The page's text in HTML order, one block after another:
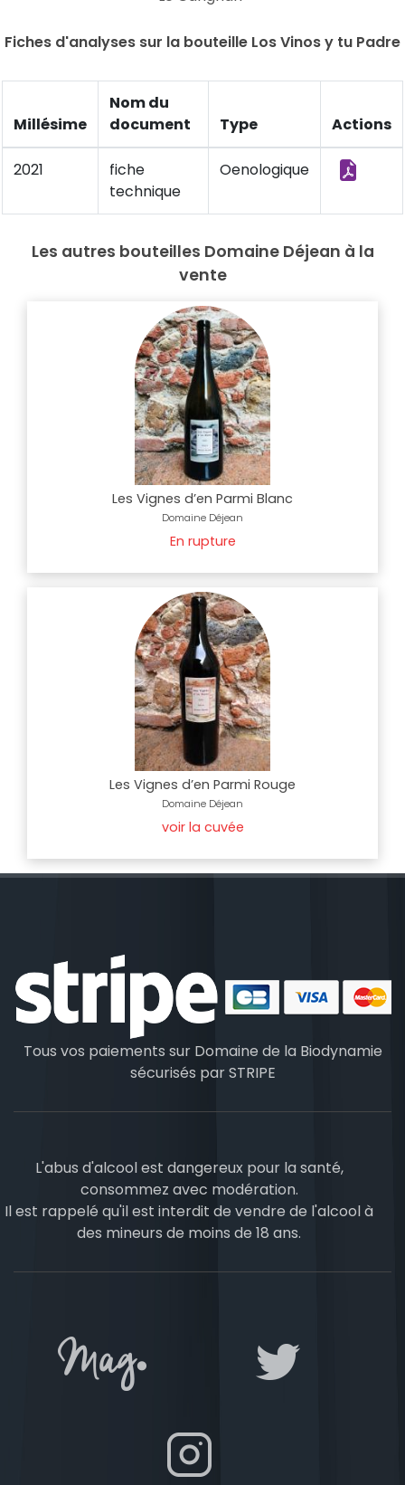
Fiches d'analyses sur la bouteille Los Vinos y tu Padre
Millésime
Nom du
document
Type Actions
2021
fiche
technique
Oenologique
Les autres bouteilles Domaine Déjean à la
vente
Les Vignes d’en Parmi Blanc
Domaine Déjean
En rupture
Les Vignes d’en Parmi Rouge
Domaine Déjean
voir la cuvée
Tous vos paiements sur Domaine de la Biodynamie
sécurisés parSTRIPE
L'abus d'alcool est dangereux pour la santé,
consommez avec modération.
Il est rappelé qu'il est interdit de vendre de l'alcool à
des mineurs de moins de 18 ans.